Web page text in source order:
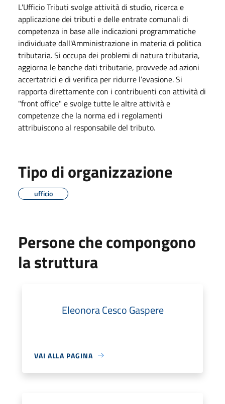
L'Ufficio Tributi svolge attività di studio, ricerca e
applicazione dei tributi e delle entrate comunali di
competenza in base alle indicazioni programmatiche
individuate dall'Amministrazione in materia di politica
tributaria. Si occupa dei problemi di natura tributaria,
aggiorna le banche dati tributarie, provvede ad azioni
accertatrici e di verifica per ridurre l’evasione. Si
rapporta direttamente con i contribuenti con attività di
"front office" e svolge tutte le altre attività e
competenze che la norma ed i regolamenti
attribuiscono al responsabile del tributo.
Tipo di organizzazione
ufficio
Persone che compongono
la struttura
Eleonora Cesco Gaspere
VAI ALLA PAGINA